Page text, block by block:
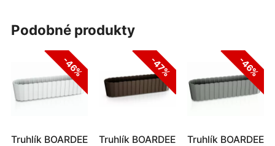
podobné produkty
-46%
Truhlík BOARDEE
-47%
Truhlík BOARDEE
-46%
Truhlík BOARDEE